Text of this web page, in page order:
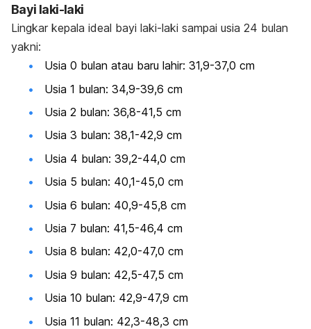
Bayi laki-laki
Lingkar kepala ideal bayi laki-laki sampai usia 24 bulan
yakni:
Usia 0 bulan atau baru lahir: 31,9-37,0 cm
Usia 1 bulan: 34,9-39,6 cm
Usia 2 bulan: 36,8-41,5 cm
Usia 3 bulan: 38,1-42,9 cm
Usia 4 bulan: 39,2-44,0 cm
Usia 5 bulan: 40,1-45,0 cm
Usia 6 bulan: 40,9-45,8 cm
Usia 7 bulan: 41,5-46,4 cm
Usia 8 bulan: 42,0-47,0 cm
Usia 9 bulan: 42,5-47,5 cm
Usia 10 bulan: 42,9-47,9 cm
Usia 11 bulan: 42,3-48,3 cm